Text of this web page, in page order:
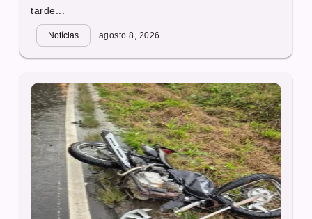
tarde...
Notícias agosto 8, 2026